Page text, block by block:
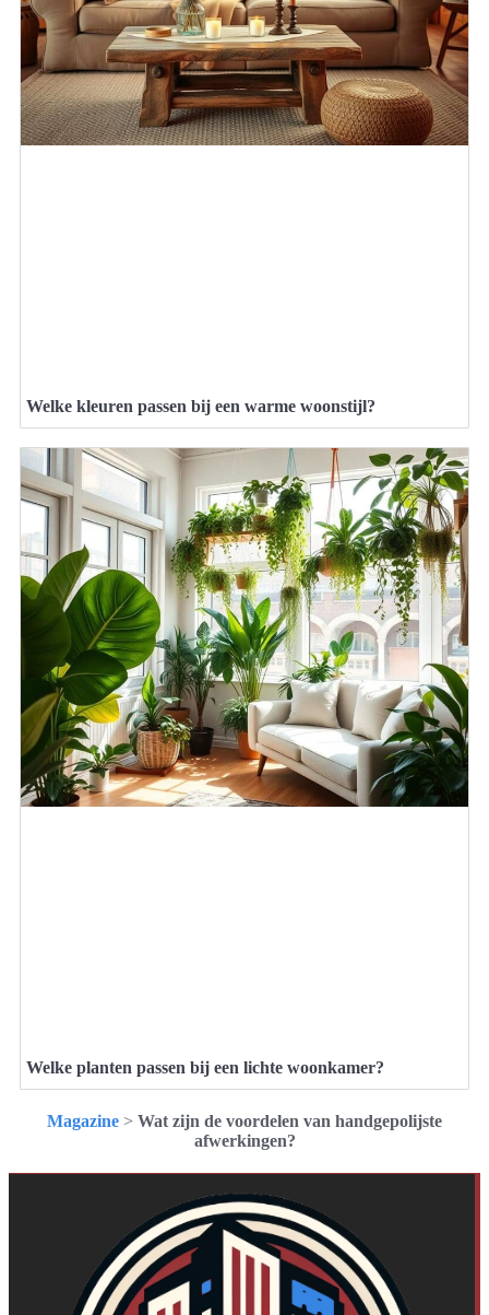
Welke kleuren passen bij een warme woonstijl?
Welke planten passen bij een lichte woonkamer?
Magazine > Wat zijn de voordelen van handgepolijste
afwerkingen?